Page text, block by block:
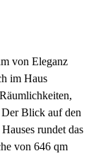
von Eleganz
im Haus
Der Blick auf den
rundet das
von 646 qm